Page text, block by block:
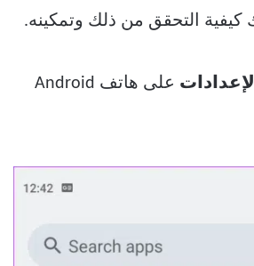
الإعدادات على هاتف Android